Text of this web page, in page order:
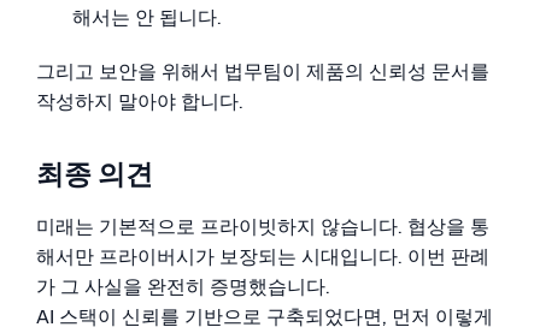
해서는 안 됩니다.
그리고 보안을 위해서 법무팀이 제품의 신뢰성 문서를
작성하지 말아야 합니다.
최종 의견
미래는 기본적으로 프라이빗하지 않습니다. 협상을 통
해서만 프라이버시가 보장되는 시대입니다. 이번 판례
가 그 사실을 완전히 증명했습니다.
AI 스택이 신뢰를 기반으로 구축되었다면, 먼저 이렇게